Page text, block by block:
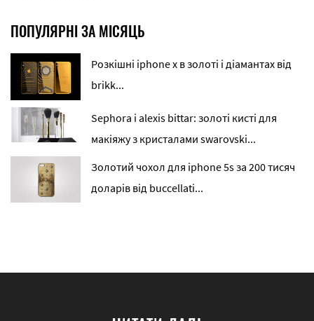
ПОПУЛЯРНІ ЗА МІСЯЦЬ
Розкішні iphone x в золоті і діамантах від
brikk...
Sephora і alexis bittar: золоті кисті для
макіяжу з кристалами swarovski...
Золотий чохол для iphone 5s за 200 тисяч
доларів від buccellati...